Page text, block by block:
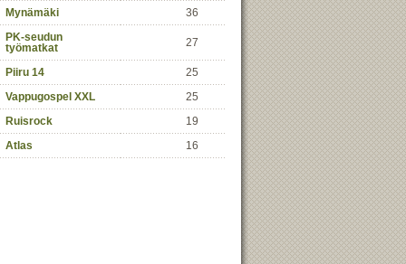
Mynämäki 36
PK-seudun
työmatkat
27
Piiru 14
25
Vappugospel XXL
25
Ruisrock
19
Atlas 16